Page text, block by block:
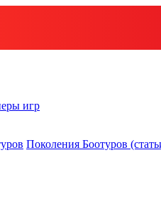
игр
Поколения Боотуров